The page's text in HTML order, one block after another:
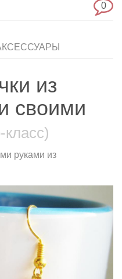
0
из
своими
руками из